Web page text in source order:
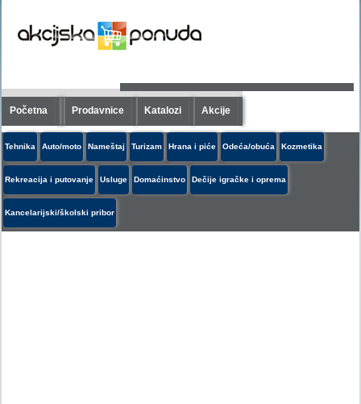
Početna Prodavnice Katalozi Akcije
Tehnika Auto/moto Nameštaj Turizam Hrana i piće Odeća/obuća Kozmetika
Rekreacija i putovanje Usluge Domaćinstvo Dečije igračke i oprema
Kancelarijski/školski pribor